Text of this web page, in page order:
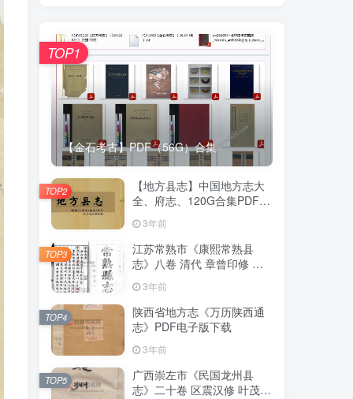
【金石考古】PDF（56G）合集
TOP1
【地方县志】中国地方志大
全、府志、120G合集PDF高
清下载
3年前
TOP2
江苏常熟市《康熙常熟县
志》八卷 清代 章曾印修 曾
倬纂PDF影印本高清电子版
下载3年前
TOP3
陕西省地方志《万历陕西通
志》PDF电子版下载
3年前
TOP4
广西崇左市《民国龙州县
志》二十卷 区震汉修 叶茂基
TOP5